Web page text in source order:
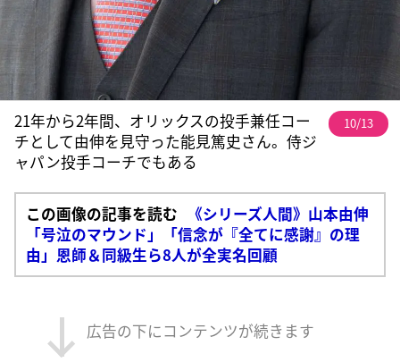
21年から2年間、オリックスの投手兼任コー
チとして由伸を見守った能見篤史さん。侍ジ
ャパン投手コーチでもある
10/13
この画像の記事を読む
《シリーズ人間》山本由伸
「号泣のマウンド」「信念が『全てに感謝』の理
由」恩師＆同級生ら8人が全実名回顧
広告の下にコンテンツが続きます